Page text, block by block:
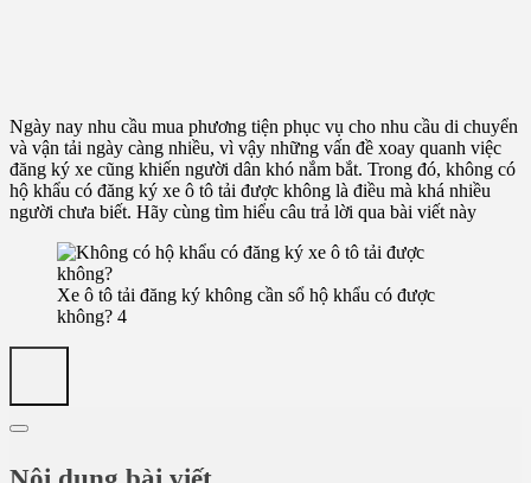
Ngày nay nhu cầu mua phương tiện phục vụ cho nhu cầu di chuyển
và vận tải ngày càng nhiều, vì vậy những vấn đề xoay quanh việc
đăng ký xe cũng khiến người dân khó nắm bắt. Trong đó, không có
hộ khẩu có đăng ký xe ô tô tải được không là điều mà khá nhiều
người chưa biết. Hãy cùng tìm hiểu câu trả lời qua bài viết này
Xe ô tô tải đăng ký không cần sổ hộ khẩu có được
không? 4